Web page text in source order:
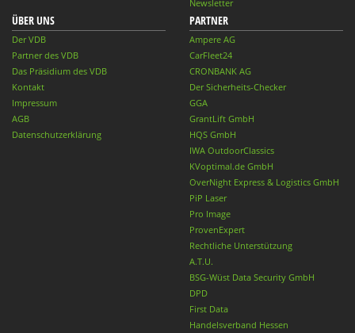
Newsletter
ÜBER UNS
Der VDB
Partner des VDB
Das Präsidium des VDB
Kontakt
Impressum
AGB
Datenschutzerklärung
PARTNER
Ampere AG
CarFleet24
CRONBANK AG
Der Sicherheits-Checker
GGA
GrantLift GmbH
HQS GmbH
IWA OutdoorClassics
KVoptimal.de GmbH
OverNight Express & Logistics GmbH
PiP Laser
Pro Image
ProvenExpert
Rechtliche Unterstützung
A.T.U.
BSG-Wüst Data Security GmbH
DPD
First Data
Handelsverband Hessen